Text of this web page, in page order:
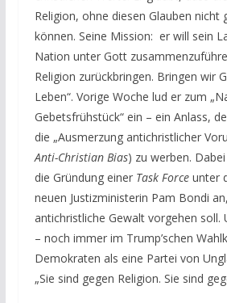
Religion, ohne diesen Glauben nicht
können. Seine Mission: er will sein
Nation unter Gott
Religion zurückbringen. Bringen wir
Leben“. Vorige Woche lud er zum
Gebetsfrühstück“ ein – ein Anlass,
die „Ausmerzung antichristlicher
Anti-Christian Bias) zu werben.
die Gründung einer Task Forceunter
neuen Justizministerin Pam Bondi
antichristliche Gewalt vorgehen soll.
– noch immer im Trump’schen
Demokraten als eine Partei von
„Sie sind gegen Religion. Sie sind